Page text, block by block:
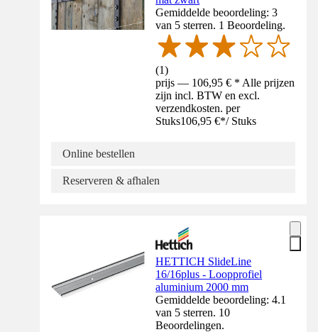
Gemiddelde beoordeling: 3
van 5 sterren. 1 Beoordeling.
(1)
prijs — 106,95 € * Alle prijzen
zijn incl. BTW en excl.
verzendkosten. per
Stuks106,95 €*/ Stuks
Online bestellen
Reserveren & afhalen
HETTICH SlideLine
16/16plus - Loopprofiel
aluminium 2000 mm
Gemiddelde beoordeling: 4.1
van 5 sterren. 10
Beoordelingen.